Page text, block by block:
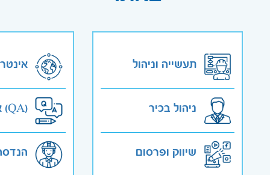
תעשייה וניהול
ניהול בכיר
שיווק ופרסום
אבטחת איכות (QA)